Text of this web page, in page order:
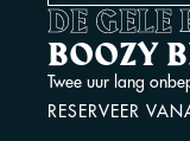
DE
BOOZY
Twee uur lang
RESERVEER